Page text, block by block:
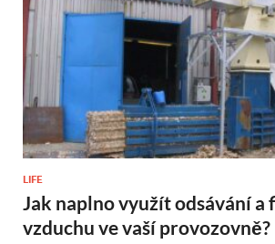
LIFE
Jak naplno využít odsávání a
vzduchu ve vaší provozovně?